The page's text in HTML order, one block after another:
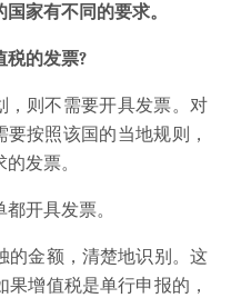
国家有不同的要求。
税的发票?
， 则不需要开具发票。对
按照该国的当地规则，
发票。
开具发票。
的金额，清楚地识别。这
增值税是单行申报的，